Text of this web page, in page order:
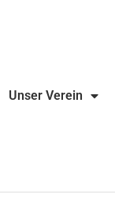
Unser Verein